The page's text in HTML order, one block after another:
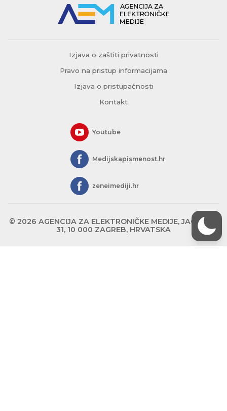
Izjava o zaštiti privatnosti
Pravo na pristup informacijama
Izjava o pristupačnosti
Kontakt
Youtube
Medijskapismenost.hr
zeneimediji.hr
© 2026 AGENCIJA ZA ELEKTRONIČKE MEDIJE, JAGIĆEVA
31, 10 000 ZAGREB, HRVATSKA